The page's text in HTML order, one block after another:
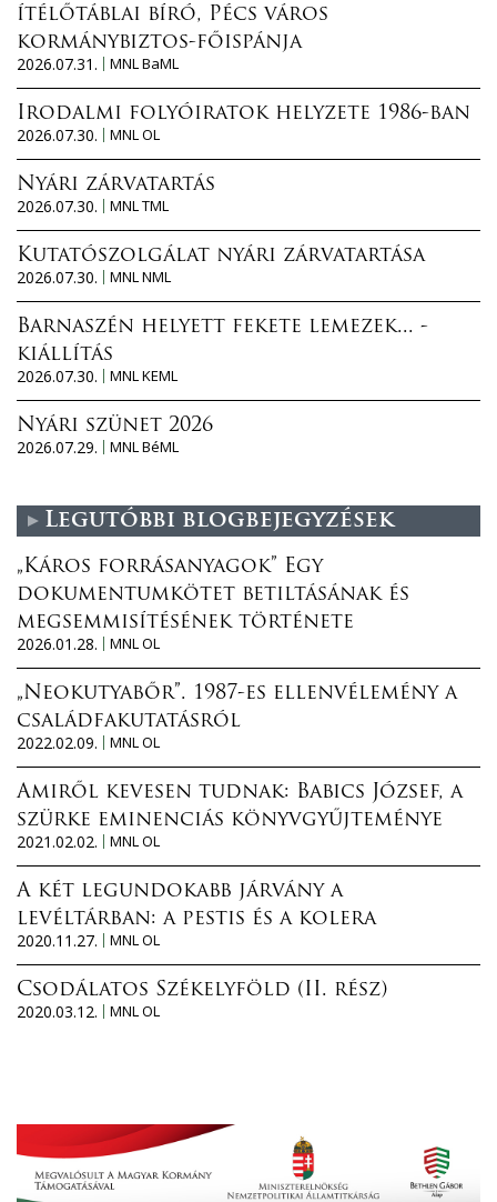
ítélőtáblai bíró, Pécs város
kormánybiztos-főispánja
2026.07.31.
MNL BaML
Irodalmi folyóiratok helyzete 1986-ban
2026.07.30.
MNL OL
Nyári zárvatartás
2026.07.30.
MNL TML
Kutatószolgálat nyári zárvatartása
2026.07.30.
MNL NML
Barnaszén helyett fekete lemezek... -
kiállítás
2026.07.30.
MNL KEML
Nyári szünet 2026
2026.07.29.
MNL BéML
Legutóbbi blogbejegyzések
„Káros forrásanyagok” Egy
dokumentumkötet betiltásának és
megsemmisítésének története
2026.01.28.
MNL OL
„Neokutyabőr”. 1987-es ellenvélemény a
családfakutatásról
2022.02.09.
MNL OL
Amiről kevesen tudnak: Babics József, a
szürke eminenciás könyvgyűjteménye
2021.02.02.
MNL OL
A két legundokabb járvány a
levéltárban: a pestis és a kolera
2020.11.27.
MNL OL
Csodálatos Székelyföld (II. rész)
2020.03.12.
MNL OL